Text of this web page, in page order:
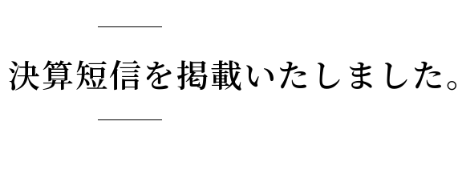
算短信を掲載いたしました。